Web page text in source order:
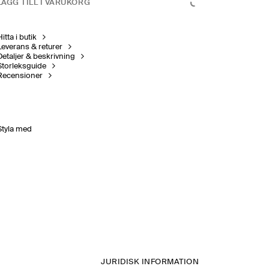
TILL I VARUKORG
i butik
& returer
& beskrivning
med
JURIDISK INFORMATION